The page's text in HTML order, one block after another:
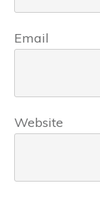
Email
Website